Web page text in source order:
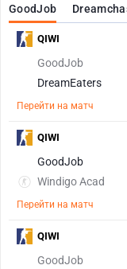
GoodJob
GoodJob
DreamEaters
Перейти на матч
QIWI
GoodJob
Windigo Acad
Перейти на матч
QIWI
GoodJob
QIWI